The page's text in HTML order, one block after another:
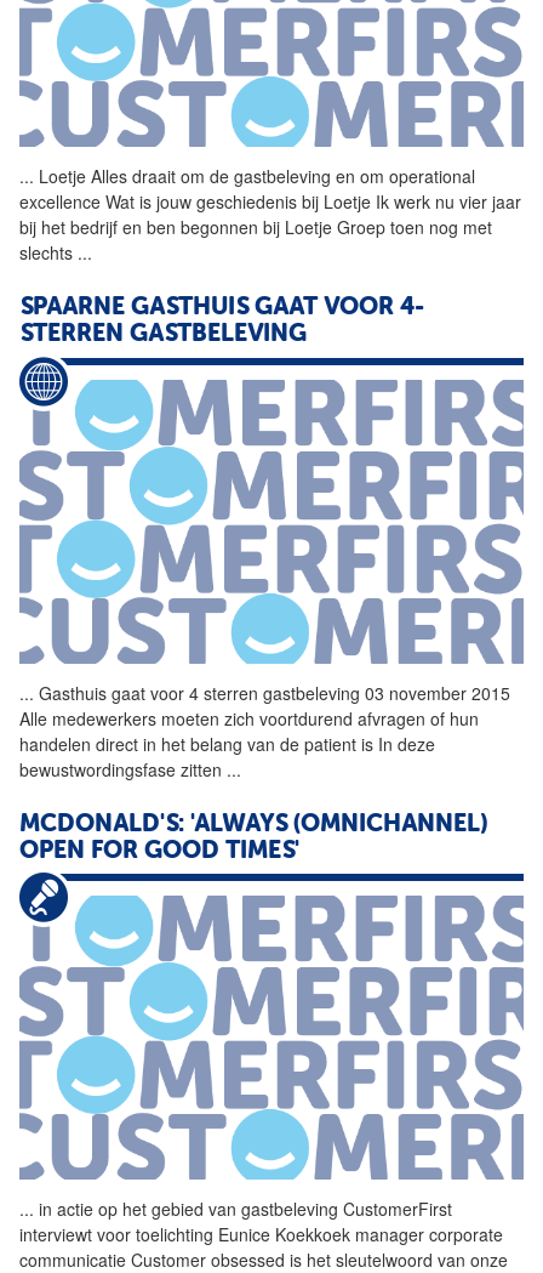
... Loetje Alles draait om de gastbeleving en om operational
excellence Wat is jouw geschiedenis bij Loetje Ik werk nu vier jaar
bij het bedrijf en ben begonnen bij Loetje Groep toen nog met
slechts ...
SPAARNE GASTHUIS GAAT VOOR 4-
STERREN GASTBELEVING
... Gasthuis gaat voor 4 sterren gastbeleving 03 november 2015
Alle medewerkers moeten zich voortdurend afvragen of hun
handelen direct in het belang van de patient is In deze
bewustwordingsfase zitten ...
MCDONALD'S: 'ALWAYS (OMNICHANNEL)
OPEN FOR GOOD TIMES'
... in actie op het gebied van gastbeleving CustomerFirst
interviewt voor toelichting Eunice Koekkoek manager corporate
communicatie Customer obsessed is het sleutelwoord van onze